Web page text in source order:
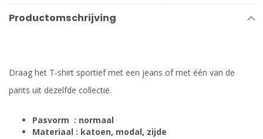
Productomschrijving
Draag het T-shirt sportief met een jeans of met één van de
pants uit dezelfde collectie.
Pasvorm : normaal
Materiaal : katoen, modal, zijde